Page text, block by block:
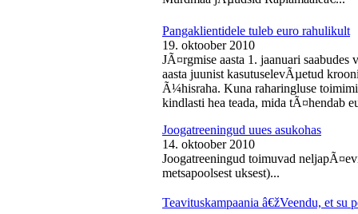
Pangaklientidele tuleb euro rahulikult
19. oktoober 2010
JÃ¤rgmise aasta 1. jaanuari
aasta juunist kasutuselevÃµetud
Ã¼hisraha. Kuna raharingluse
kindlasti hea teada, mida tÃ¤hendab
Joogatreeningud uues asukohas
14. oktoober 2010
Joogatreeningud toimuvad
metsapoolsest uksest)...
Teavituskampaania â€žVeendu, et su